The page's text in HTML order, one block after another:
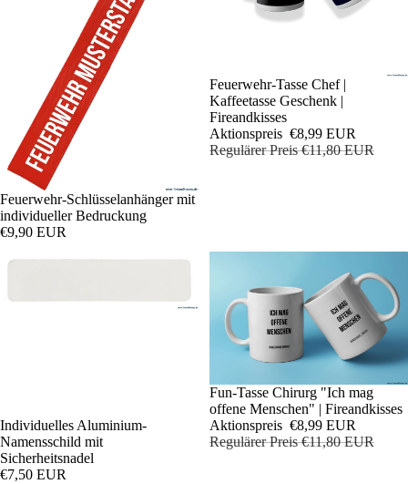
Feuerwehr-Schlüsselanhänger mit
individueller Bedruckung
€9,90 EUR
Sale
Feuerwehr-Tasse Chef |
Kaffeetasse Geschenk |
Fireandkisses
Aktionspreis €8,99 EUR
Regulärer Preis€11,80 EUR
Individuelles Aluminium-
Namensschild mit
Sicherheitsnadel
€7,50 EUR
Sale
Fun-Tasse Chirurg "Ich mag
offene Menschen" | Fireandkisses
Aktionspreis €8,99 EUR
Regulärer Preis€11,80 EUR